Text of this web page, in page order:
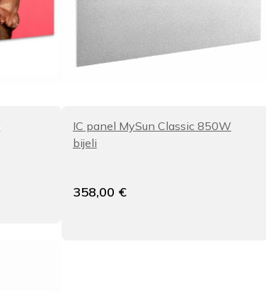
IC panel MySun Classic 850W
bijeli
358,00 €